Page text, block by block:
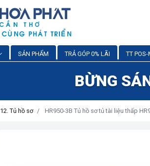
SẢN PHẨM TRẢ GÓP 0% LÃI TT POS-
BỪNG
12. Tủ hồ sơ HR950-3B Tủ hồ sơ tủ tài liệu thấp